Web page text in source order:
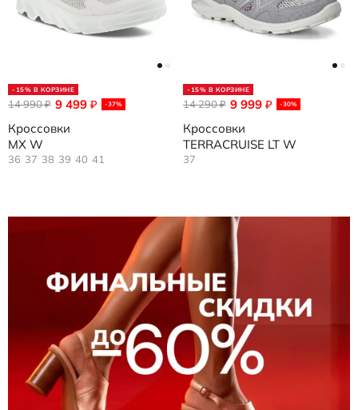
-15% В КОРЗИНЕ
9 499 ₽ -37%
14 990₽
Кроссовки
MX W
36 37 38 39 40 41
-15% В КОРЗИНЕ
9 999 ₽ -30%
14 290₽
Кроссовки
TERRACRUISE LT W
37